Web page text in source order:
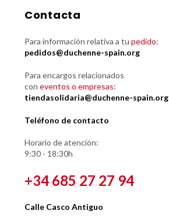
Contacta
Para información relativa a tu pedido:
pedidos@duchenne-spain.org
Para encargos relacionados
con eventos o empresas:
tiendasolidaria@duchenne-spain.org
Teléfono de contacto
Horario de atención:
9:30 - 18:30h
+34 685 27 27 94
Calle Casco Antiguo